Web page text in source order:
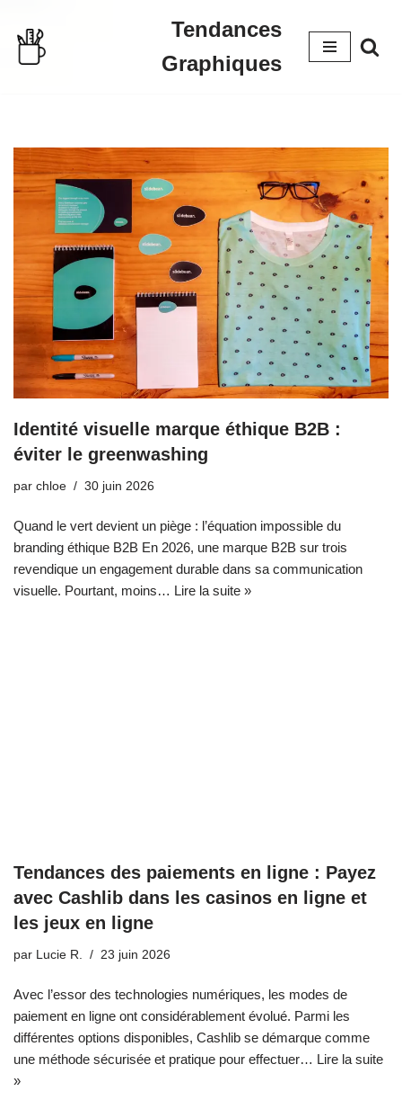
Aller
au
Tendances
Graphiques
Identité visuelle marque éthique B2B :
éviter le greenwashing
par chloe 30 juin 2026
Quand le vert devient un piège : l’équation impossible du
branding éthique B2B En 2026, une marque B2B sur trois
revendique un engagement durable dans sa communication
visuelle. Pourtant, moins… Lire la suite »
Tendances des paiements en ligne : Payez
avec Cashlib dans les casinos en ligne et
les jeux en ligne
par Lucie R. 23 juin 2026
Avec l’essor des technologies numériques, les modes de
paiement en ligne ont considérablement évolué. Parmi les
différentes options disponibles, Cashlib se démarque comme
une méthode sécurisée et pratique pour effectuer… Lire la suite
»